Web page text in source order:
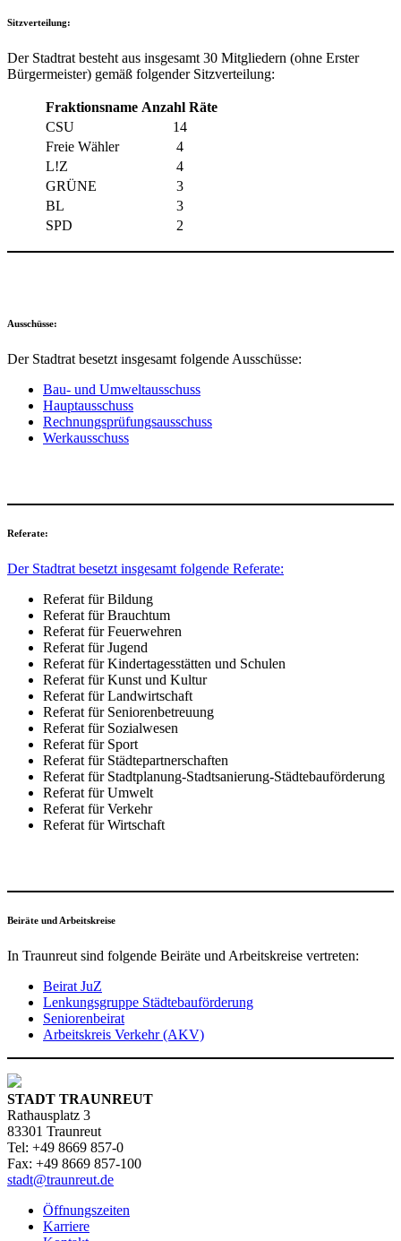
Sitzverteilung:
Der Stadtrat besteht aus insgesamt 30 Mitgliedern (ohne Erster
Bürgermeister) gemäß folgender Sitzverteilung:
Fraktionsname Anzahl Räte
CSU
14
Freie Wähler
4
L!Z
4
GRÜNE
3
BL
3
SPD
2
Ausschüsse:
Der Stadtrat besetzt insgesamt folgende Ausschüsse:
Bau- und Umweltausschuss
Hauptausschuss
Rechnungsprüfungsausschuss
Werkausschuss
Referate:
Der Stadtrat besetzt insgesamt folgende Referate:
Referat für Bildung
Referat für Brauchtum
Referat für Feuerwehren
Referat für Jugend
Referat für Kindertagesstätten und Schulen
Referat für Kunst und Kultur
Referat für Landwirtschaft
Referat für Seniorenbetreuung
Referat für Sozialwesen
Referat für Sport
Referat für Städtepartnerschaften
Referat für Stadtplanung-Stadtsanierung-Städtebauförderung
Referat für Umwelt
Referat für Verkehr
Referat für Wirtschaft
Beiräte und Arbeitskreise
In Traunreut sind folgende Beiräte und Arbeitskreise vertreten:
Beirat JuZ
Lenkungsgruppe Städtebauförderung
Seniorenbeirat
Arbeitskreis Verkehr (AKV)
STADT TRAUNREUT
Rathausplatz 3
83301 Traunreut
Tel: +49 8669 857-0
Fax: +49 8669 857-100
stadt@traunreut.de
Öffnungszeiten
Karriere